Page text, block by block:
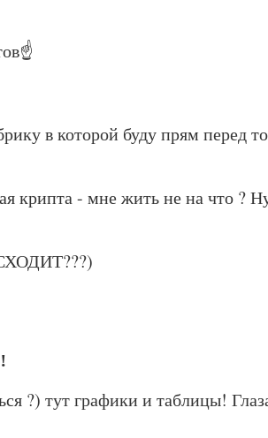
в которой буду прям перед
крипта - мне жить не на что ?
?) тут графики и таблицы!